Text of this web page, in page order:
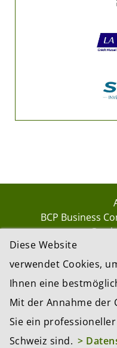
BCP Business
GmbH,
Website by
Diese Website
verwendet Cookies,
Ihnen eine
Mit der Annahme der
Sie ein
Schweiz sind. >